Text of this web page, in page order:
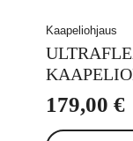
Kaapeliohjaus
179,00 €